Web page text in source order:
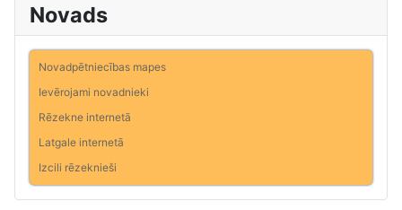
Novads
Novadpētniecības mapes
Ievērojami novadnieki
Rēzekne internetā
Latgale internetā
Izcili rēzeknieši